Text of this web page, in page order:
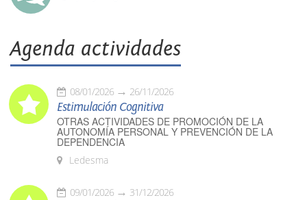
Agenda actividades
08/01/2026 26/11/2026
Estimulación Cognitiva
OTRAS ACTIVIDADES DE PROMOCIÓN DE LA
AUTONOMÍA PERSONAL Y PREVENCIÓN DE LA
DEPENDENCIA
Ledesma
09/01/2026 31/12/2026